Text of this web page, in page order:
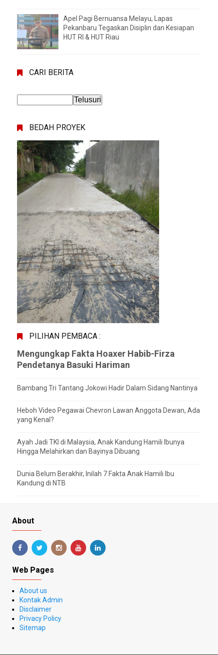
Apel Pagi Bernuansa Melayu, Lapas
Pekanbaru Tegaskan Disiplin dan Kesiapan
HUT RI & HUT Riau
CARI BERITA
BEDAH PROYEK
PILIHAN PEMBACA :
Mengungkap Fakta Hoaxer Habib-Firza
Pendetanya Basuki Hariman
Bambang Tri Tantang Jokowi Hadir Dalam Sidang Nantinya
Heboh Video Pegawai Chevron Lawan Anggota Dewan, Ada
yang Kenal?
Ayah Jadi TKI di Malaysia, Anak Kandung Hamili Ibunya
Hingga Melahirkan dan Bayinya Dibuang
Dunia Belum Berakhir, Inilah 7 Fakta Anak Hamili Ibu
Kandung di NTB
About
Web Pages
About us
Kontak Admin
Disclaimer
Privacy Policy
Sitemap